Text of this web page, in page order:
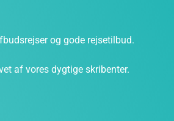
og gode rejsetilbud.
af vores dygtige skribenter.